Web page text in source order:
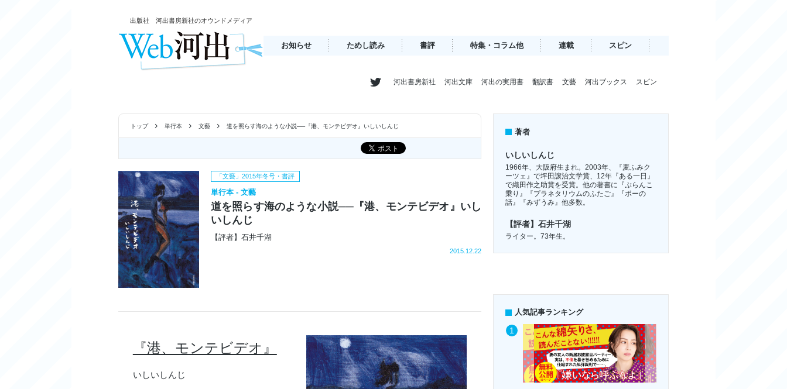
出版社 河出書房新社のオウンドメディア
お知らせ ためし読み 書評 特集・コラム他 連載 スピン
河出書房新社 河出文庫 河出の実用書 翻訳書 文藝 河出ブックス スピン
トップ 単行本 文藝 道を照らす海のような小説──『港、モンテビデオ』いしいしんじ
「文藝」2015年冬号・書評
単行本 - 文藝
道を照らす海のような小説──『港、モンテビデオ』いし
いしんじ
【評者】石井千湖
2015.12.22
『港、モンテビデオ』
いしいしんじ
著者
いしいしんじ
1966年、大阪府生まれ。2003年、『麦ふみク
ーツェ』で坪田譲治文学賞、12年『ある一日』
で織田作之助賞を受賞。他の著書に『ぶらんこ
乗り』『プラネタリウムのふたご』『ポーの
話』『みずうみ』他多数。
【評者】石井千湖
ライター。73年生。
人気記事ランキング